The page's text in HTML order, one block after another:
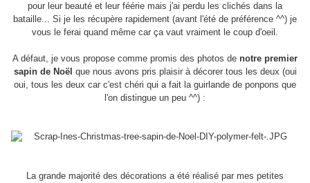
pour leur beauté et leur féérie mais j'ai perdu les clichés dans la
bataille... Si je les récupère rapidement (avant l'été de préférence ^^) je
vous le ferai quand même car ça vaut vraiment le coup d'oeil.
A défaut, je vous propose comme promis des photos de notre premier
sapin de Noël que nous avons pris plaisir à décorer tous les deux (oui
oui, tous les deux car c'est chéri qui a fait la guirlande de ponpons que
l'on distingue un peu ^^) :
La grande majorité des décorations a été réalisé par mes petites